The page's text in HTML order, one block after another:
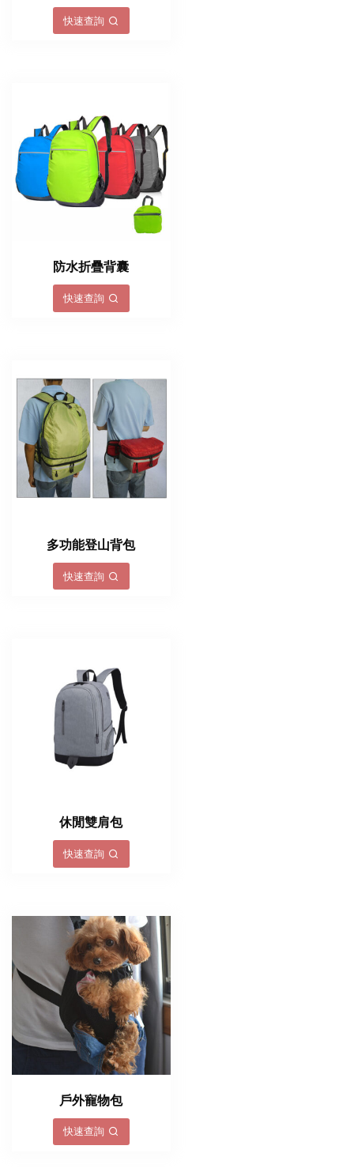
快速查詢
防水折疊背囊
快速查詢
多功能登山背包
快速查詢
休閒雙肩包
快速查詢
戶外寵物包
快速查詢